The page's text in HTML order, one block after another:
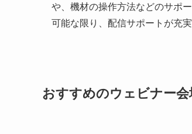
や、機材の操作方法などのサポ
可能な限り、配信サポートが充
おすすめのウェビナー会